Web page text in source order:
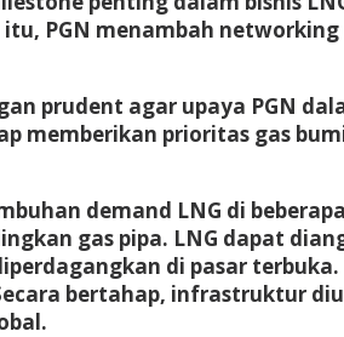
itu, PGN menambah
prudent agar upaya PGN
memberikan prioritas gas
demand LNG di
gas pipa. LNG dapat
di pasar
bertahap, infrastruktur